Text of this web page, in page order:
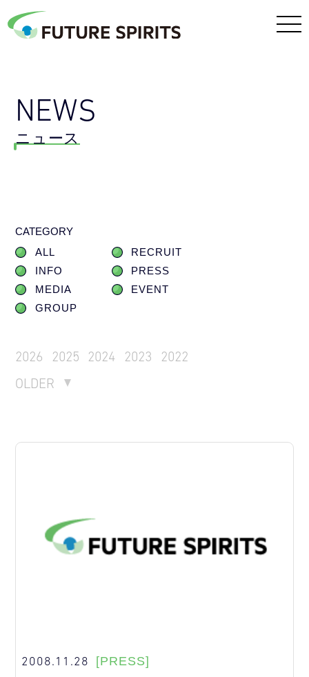
NEWS
ニュース
CATEGORY
ALL
RECRUIT
INFO
PRESS
MEDIA
EVENT
GROUP
2026 2025 2024 2023
2022
OLDER
2008.11.28 [PRESS]